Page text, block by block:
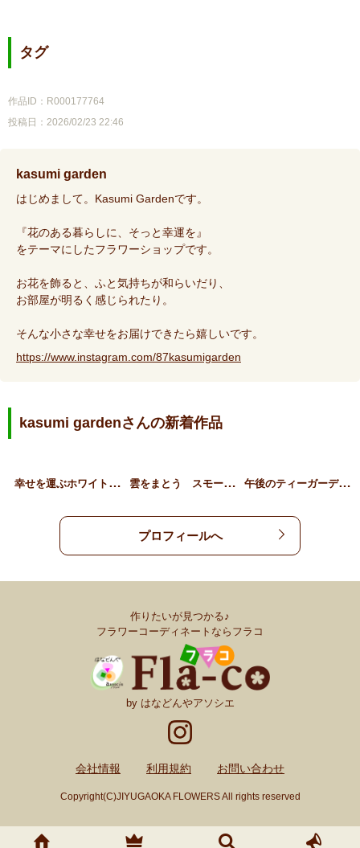
タグ
作品ID：R000177764
投稿日：2026/02/23 22:46
kasumi garden
はじめまして。Kasumi Gardenです。
『花のある暮らしに、そっと幸運を』
をテーマにしたフラワーショップです。
お花を飾ると、ふと気持ちが和らいだり、
お部屋が明るく感じられたり。
そんな小さな幸せをお届けできたら嬉しいです。
https://www.instagram.com/87kasumigarden
kasumi gardenさんの新着作品
幸
せを運ぶホワイトグリーン… 雲
をまとう スモークツリー… 午
後のティーガーデン〜紫陽…
プロフィールへ
作りたいが見つかる♪
フラワーコーディネートならフラコ
by はなどんやアソシエ
会社情報 利用規約 お問い合わせ
Copyright(C)JIYUGAOKA FLOWERS All rights reserved